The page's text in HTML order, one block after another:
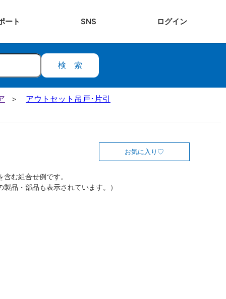
ート SNS ログイン
検索
アウトセット吊戸･片引
お気に入り
む組合せ例です。
製品・部品も表示されています。）